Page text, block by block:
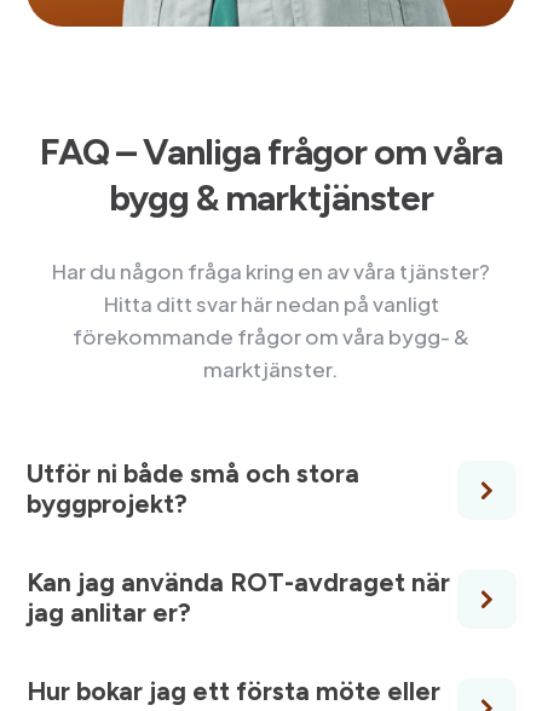
FAQ – Vanliga frågor om våra
bygg & marktjänster
Har du någon fråga kring en av våra tjänster?
Hitta ditt svar här nedan på vanligt
förekommande frågor om våra bygg- &
marktjänster.
Utför ni både små och stora
byggprojekt?
Kan jag använda ROT-avdraget när
jag anlitar er?
Hur bokar jag ett första möte eller